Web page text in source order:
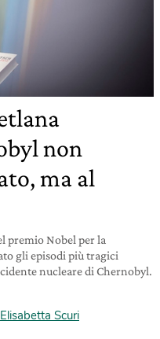
non
ma al
premio Nobel per la
gli episodi più tragici
nucleare di Chernobyl.
Elisabetta Scuri